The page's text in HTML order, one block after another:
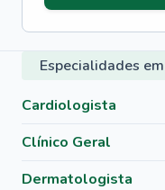
Especialidades
Cardiologista
Clínico Geral
Dermatologista